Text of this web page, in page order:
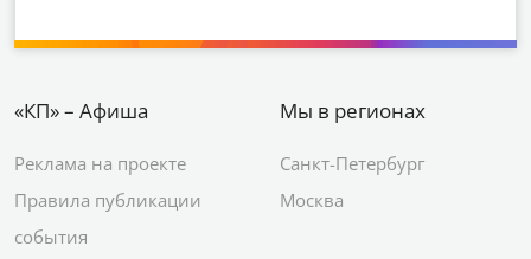
«КП» – Афиша
Реклама на проекте
Правила публикации
события
Мы в регионах
Санкт-Петербург
Москва